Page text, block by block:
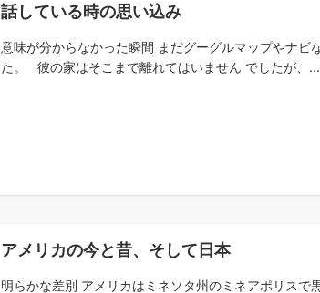
話している時の思い込み
意味が分からなかった瞬間 まだグーグルマップやナ
た。 彼の家はそこまで離れてはいません でしたが、...
アメリカの今と昔、そして日本
明らかな差別 アメリカはミネソタ州のミネアポリス